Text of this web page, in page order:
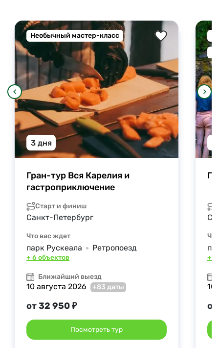
Необычный мастер-класс
3 дня
Гран-тур Вся Карелия и
гастроприключение
Старт и финиш
Санкт-Петербург
Что вас ждет
парк Рускеала Ретропоезд
+ 6 объектов
Ближайший выезд
10 августа 2026 +83 даты
от 32 950 ₽
Посмотреть тур
+
10